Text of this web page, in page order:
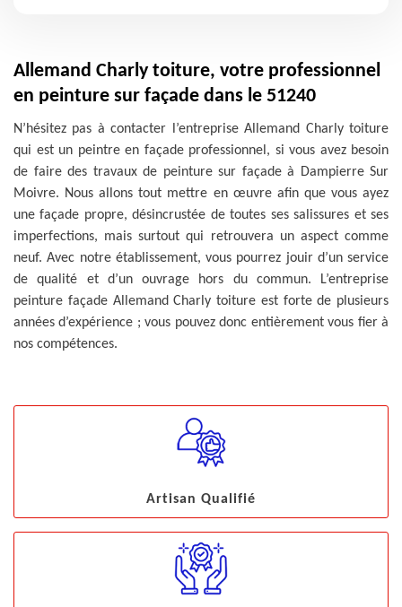
Allemand Charly toiture, votre professionnel
en peinture sur façade dans le 51240
N’hésitez pas à contacter l’entreprise Allemand Charly toiture
qui est un peintre en façade professionnel, si vous avez besoin
de faire des travaux de peinture sur façade à Dampierre Sur
Moivre. Nous allons tout mettre en œuvre afin que vous ayez
une façade propre, désincrustée de toutes ses salissures et ses
imperfections, mais surtout qui retrouvera un aspect comme
neuf. Avec notre établissement, vous pourrez jouir d’un service
de qualité et d’un ouvrage hors du commun. L’entreprise
peinture façade Allemand Charly toiture est forte de plusieurs
années d’expérience ; vous pouvez donc entièrement vous fier à
nos compétences.
Artisan Qualifié